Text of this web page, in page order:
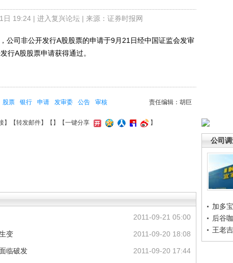
日 19:24 | 进入复兴论坛| 来源：证券时报网
公司
加多
后谷
王老
司非公开发行A股股票的申请于9月21日经中国证监会发审
行A股股票申请获得通过。
责任编辑：胡巨
股票 银行 申请 发审委 公告 审核
】【转发邮件】【 】 【一键分享 】
2011-09-21 05:00
2011-09-20 18:08
变
2011-09-20 17:44
临破发